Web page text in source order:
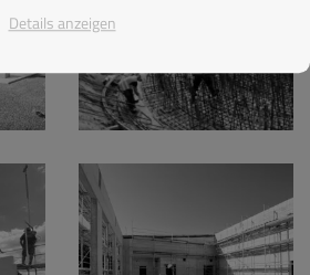
Details anzeigen